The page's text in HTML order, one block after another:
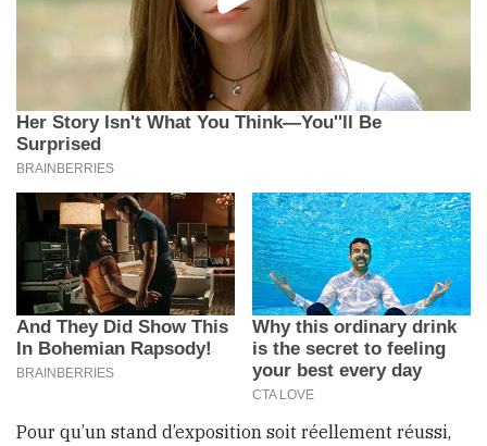
Pour qu’un stand d’exposition soit réellement réussi,